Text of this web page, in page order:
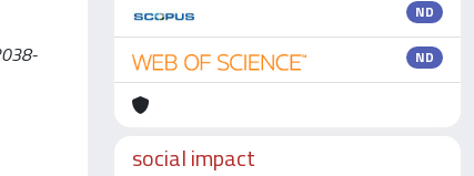
ND
ND
social impact